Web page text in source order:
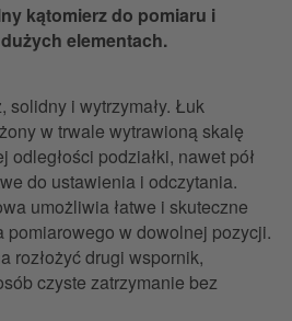
kątomierz do pomiaru i
elementach.
solidny i wytrzymały. Łuk
w trwale wytrawioną skalę
podziałki, nawet pół
do ustawienia i odczytania.
umożliwia łatwe i skuteczne
w dowolnej pozycji.
rozłożyć drugi wspornik,
czyste zatrzymanie bez